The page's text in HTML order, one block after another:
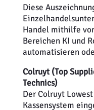
Diese
Handel mithilfe
Bereichen KI und
automatisieren
Colruyt (Top
Technics)
Der Colruyt
Kassensystem